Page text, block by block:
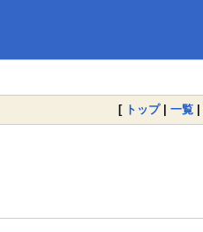
[ トップ| 一覧 |